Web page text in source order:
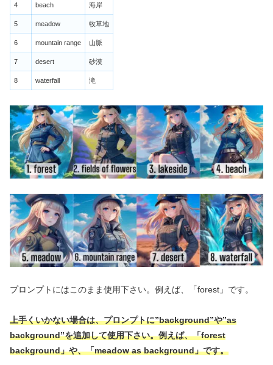
4 beach 海岸
5 meadow 牧草地
6 mountain range 山脈
7 desert 砂漠
8 waterfall 滝
プロンプトにはこのまま使用下さい。例えば、「forest」です。
上手くいかない場合は、プロンプトに”background”や”as
background”を追加して使用下さい。例えば、「forest
background」や、「meadow as background」です。